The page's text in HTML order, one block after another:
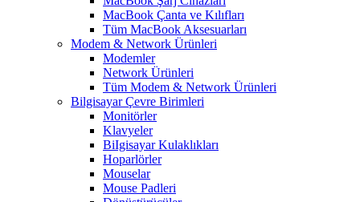
MacBook Çanta ve Kılıfları
Tüm MacBook Aksesuarları
Modem & Network Ürünleri
Modemler
Network Ürünleri
Tüm Modem & Network Ürünleri
Bilgisayar Çevre Birimleri
Monitörler
Klavyeler
BiIgisayar Kulaklıkları
Hoparlörler
Mouselar
Mouse Padleri